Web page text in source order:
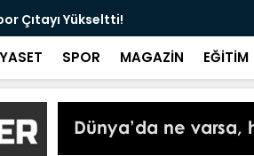
Çıtayı Yükseltti!
SPOR MAGAZİN EĞİTİM